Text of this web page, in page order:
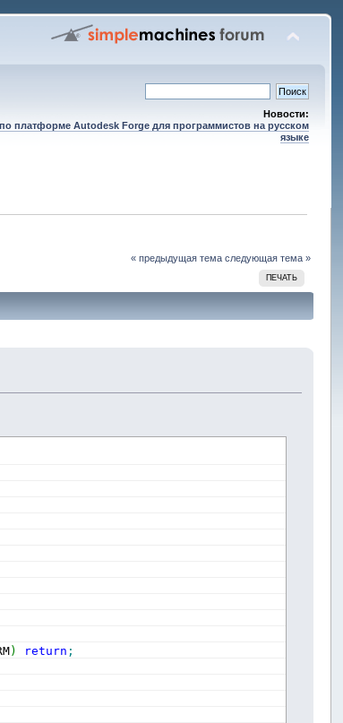
Новости:
платформе Autodesk Forge для программистов на русском
языке
« предыдущая тема следующая тема »
ПЕЧАТЬ
) return ;